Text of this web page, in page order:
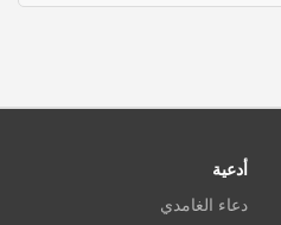
أدعية
دعاء الغامدي